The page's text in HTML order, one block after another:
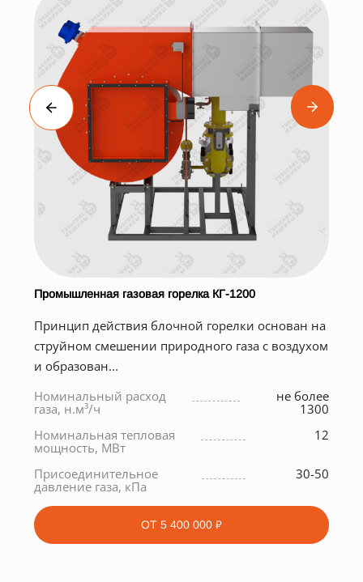
Промышленная газовая горелка КГ-1200
Принцип действия блочной горелки основан на
струйном смешении природного газа с воздухом
и образован...
Номинальный расход
газа, н.м³/ч
не более
1300
Номинальная тепловая
мощность, МВт
12
Присоединительное
давление газа, кПа
30-50
ОТ 5 400 000 ₽